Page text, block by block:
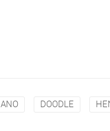
ANO DOODLE